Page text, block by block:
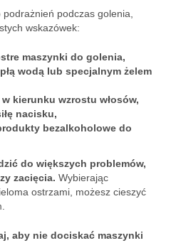
podczas golenia,
wskazówek:
maszynki do golenia,
wodą lub specjalnym żelem
kierunku wzrostu włosów,
nacisku,
bezalkoholowe do
do większych problemów,
zacięcia. Wybierając
ostrzami, możesz cieszyć
aby nie dociskać maszynki